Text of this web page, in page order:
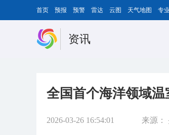
首页 预报 预警 雷达 云图 天气地图 专
资讯
全国首个海洋领域
2026-03-26 16:54:01 来源：